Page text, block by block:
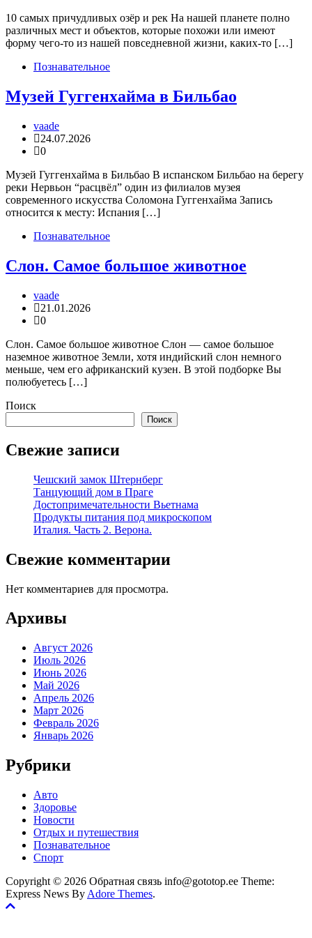
10 самых причудливых озёр и рек На нашей планете полно
различных мест и объектов, которые похожи или имеют
форму чего-то из нашей повседневной жизни, каких-то […]
Познавательное
Музей Гуггенхайма в Бильбао
vaade
24.07.2026
0
Музей Гуггенхайма в Бильбао В испанском Бильбао на берегу
реки Нервьон “расцвёл” один из филиалов музея
современного искусства Соломона Гуггенхайма Запись
относится к месту: Испания […]
Познавательное
Слон. Самое большое животное
vaade
21.01.2026
0
Слон. Самое большое животное Слон — самое большое
наземное животное Земли, хотя индийский слон немного
меньше, чем его африканский кузен. В этой подборке Вы
полюбуетесь […]
Поиск
Поиск
Свежие записи
Чешский замок Штернберг
Танцующий дом в Праге
Достопримечательности Вьетнама
Продукты питания под микроскопом
Италия. Часть 2. Верона.
Свежие комментарии
Нет комментариев для просмотра.
Архивы
Август 2026
Июль 2026
Июнь 2026
Май 2026
Апрель 2026
Март 2026
Февраль 2026
Январь 2026
Рубрики
Авто
Здоровье
Новости
Отдых и путешествия
Познавательное
Спорт
Copyright © 2026 Обратная связь info@gototop.ee Theme:
Express News By Adore Themes.